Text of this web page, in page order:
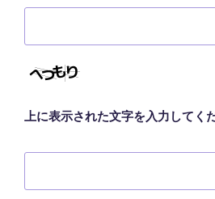
上に表示された文字を入力してく